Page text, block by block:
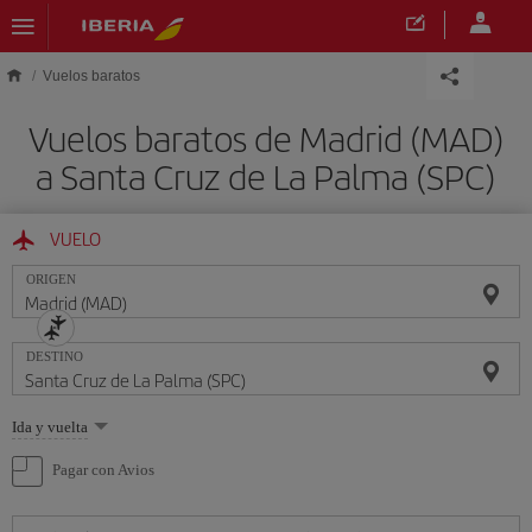
Saltar al contenido principal
Vuelos baratos
Vuelos baratos de Madrid (MAD)
a Santa Cruz de La Palma (SPC)
VUELO
ORIGEN
DESTINO
Seleccione
una
opción
Ida y vuelta
Pagar con Avios